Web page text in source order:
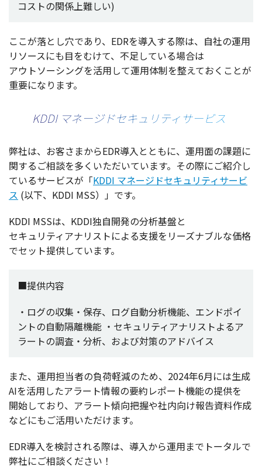
コストの関係上難しい)
ここが落とし穴であり、EDRを導入する際は、 自社の運用
リソースにも目をむけて、 不足している場合は
アウトソーシングを活用して運用体制を整えておくことが
重要になります。
KDDI マネージドセキュリティサービス
弊社は、お客さまからEDR導入とともに、 運用面の課題に
関するご相談を多くいただいています。その際にご紹介し
ているサービスが「KDDI マネージドセキュリティサービ
ス (以下、KDDI MSS）」です。
KDDI MSSは、KDDI独自開発の分析基盤と
セキュリティアナリストによる支援を リーズナブルな価格
でセット提供しています。
■提供内容
・ログの収集・保存、ログ自動分析機能、エンドポイ
ントの自動隔離機能 ・セキュリティアナリストよるア
ラートの調査・分析、および対策のアドバイス
また、 運用担当者の負荷軽減のため、2024年6月には生成
AIを活用したアラート情報の要約レポート機能の提供を
開始しており、 アラート傾向把握や社内向け報告資料作成
などにもご活用いただけます。
EDR導入を検討される際は、 導入から運用まで トータルで
弊社にご相談ください！